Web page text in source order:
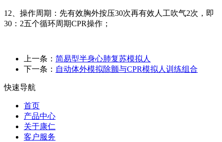
12、操作周期：先有效胸外按压30次再有效人工吹气2次，即
30：2五个循环周期CPR操作；
上一条： 简易型半身心肺复苏模拟人
下一条： 自动体外模拟除颤与CPR模拟人训练组合
快速导航
首页
产品中心
关于康仁
客户服务